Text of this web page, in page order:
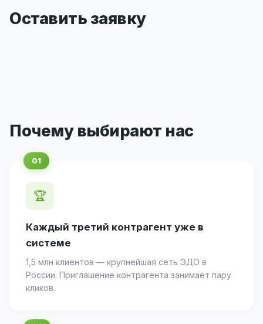
Оставить заявку
Почему выбирают нас
🏆
Каждый третий контрагент уже в
системе
1,5 млн клиентов — крупнейшая сеть ЭДО в
России. Приглашение контрагента занимает пару
кликов.